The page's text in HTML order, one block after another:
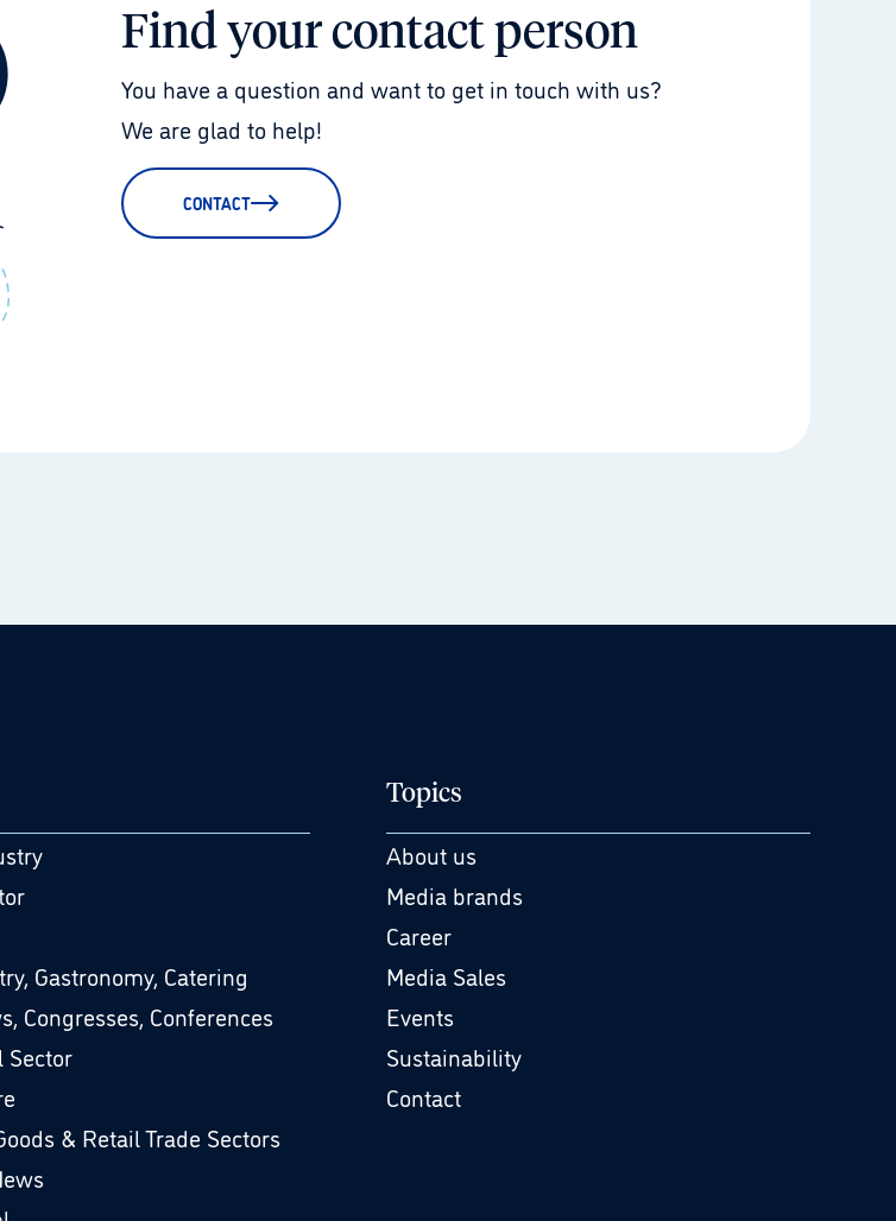
Find your contact person
You have a question and want to get in touch with us?
We are glad to help!
CONTACT
Gastronomy, Catering
Congresses, Conferences
& Retail Trade Sectors
Topics
About us
Media brands
Career
Media Sales
Events
Sustainability
Contact